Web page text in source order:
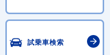
試乗車検索